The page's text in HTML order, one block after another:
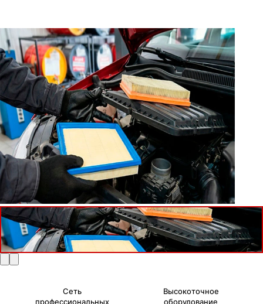
Сеть
профессиональных
Высокоточное
оборудование